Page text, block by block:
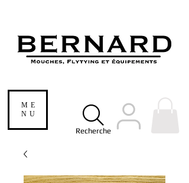
ME
NU
Recherche